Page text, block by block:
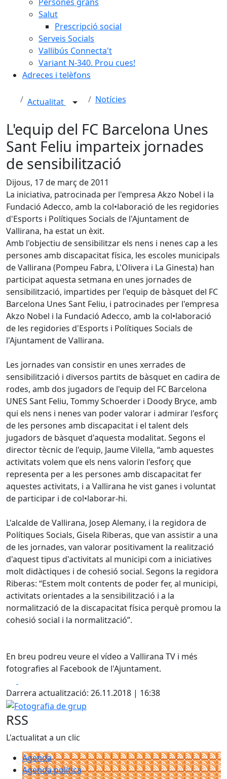
Salut
Prescripció social
Serveis Socials
Vallibús Connecta't
Variant N-340. Prou cues!
Adreces i telèfons
Actualitat Notícies
L'equip del FC Barcelona Unes
Sant Feliu imparteix jornades
de sensibilització
Dijous, 17 de març de 2011
La iniciativa, patrocinada per l'empresa Akzo Nobel i la
Fundació Adecco, amb la col•laboració de les regidories
d'Esports i Polítiques Socials de l'Ajuntament de
Vallirana, ha estat un èxit.
Amb l'objectiu de sensibilitzar els nens i nenes cap a les
persones amb discapacitat física, les escoles municipals
de Vallirana (Pompeu Fabra, L'Olivera i La Ginesta) han
participat aquesta setmana en unes jornades de
sensibilització, impartides per l'equip de bàsquet del FC
Barcelona Unes Sant Feliu, i patrocinades per l'empresa
Akzo Nobel i la Fundació Adecco, amb la col•laboració
de les regidories d'Esports i Polítiques Socials de
l'Ajuntament de Vallirana.
Les jornades van consistir en unes xerrades de
sensibilització i diversos partits de bàsquet en cadira de
rodes, amb dos jugadors de l'equip del FC Barcelona
UNES Sant Feliu, Tommy Schoerder i Doody Bryce, amb
qui els nens i nenes van poder valorar i admirar l'esforç
de les persones amb discapacitat i el talent dels
jugadors de bàsquet d'aquesta modalitat. Segons el
director tècnic de l'equip, Jaume Vilella, “amb aquestes
activitats volem que els nens valorin l'esforç que
representa per a les persones amb discapacitat fer
aquestes activitats, i a Vallirana he vist ganes i voluntat
de participar i de col•laborar-hi.
L'alcalde de Vallirana, Josep Alemany, i la regidora de
Polítiques Socials, Gisela Riberas, que van assistir a una
de les jornades, van valorar positivament la realització
d'aquest tipus d'activitats al municipi com a iniciatives
molt didàctiques i de cohesió social. Segons la regidora
Riberas: “Estem molt contents de poder fer, al municipi,
activitats orientades a la sensibilització i a la
normalització de la discapacitat física perquè promou la
cohesió social i la normalització”.
En breu podreu veure el vídeo a Vallirana TV i més
fotografies al Facebook de l'Ajuntament.
Darrera actualització: 26.11.2018 | 16:38
Fotografia de grup
RSS
L'actualitat a un clic
Agenda
Agenda política